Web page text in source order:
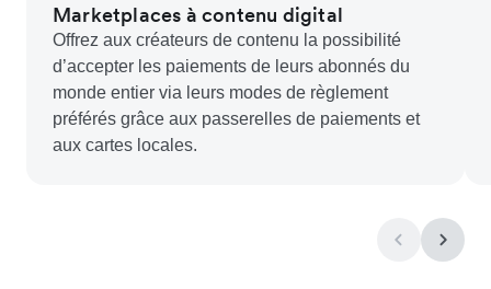
Marketplaces à contenu digital
Offrez aux créateurs de contenu la possibilité
d’accepter les paiements de leurs abonnés du
monde entier via leurs modes de règlement
préférés grâce aux passerelles de paiements et
aux cartes locales.